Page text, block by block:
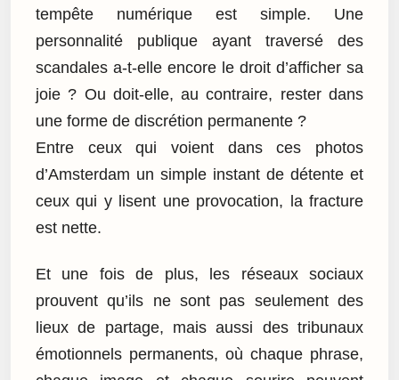
tempête numérique est simple. Une
personnalité publique ayant traversé des
scandales a-t-elle encore le droit d’afficher sa
joie ? Ou doit-elle, au contraire, rester dans
une forme de discrétion permanente ?
Entre ceux qui voient dans ces photos
d’Amsterdam un simple instant de détente et
ceux qui y lisent une provocation, la fracture
est nette.
Et une fois de plus, les réseaux sociaux
prouvent qu’ils ne sont pas seulement des
lieux de partage, mais aussi des tribunaux
émotionnels permanents, où chaque phrase,